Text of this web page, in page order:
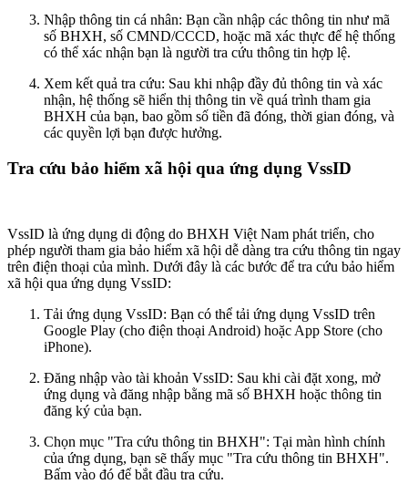
Nhập thông tin cá nhân: Bạn cần nhập các thông tin như mã
số BHXH, số CMND/CCCD, hoặc mã xác thực để hệ thống
có thể xác nhận bạn là người tra cứu thông tin hợp lệ.
Xem kết quả tra cứu: Sau khi nhập đầy đủ thông tin và xác
nhận, hệ thống sẽ hiển thị thông tin về quá trình tham gia
BHXH của bạn, bao gồm số tiền đã đóng, thời gian đóng, và
các quyền lợi bạn được hưởng.
Tra cứu bảo hiểm xã hội qua ứng dụng VssID
VssID là ứng dụng di động do BHXH Việt Nam phát triển, cho
phép người tham gia bảo hiểm xã hội dễ dàng tra cứu thông tin ngay
trên điện thoại của mình. Dưới đây là các bước để tra cứu bảo hiểm
xã hội qua ứng dụng VssID:
Tải ứng dụng VssID: Bạn có thể tải ứng dụng VssID trên
Google Play (cho điện thoại Android) hoặc App Store (cho
iPhone).
Đăng nhập vào tài khoản VssID: Sau khi cài đặt xong, mở
ứng dụng và đăng nhập bằng mã số BHXH hoặc thông tin
đăng ký của bạn.
Chọn mục "Tra cứu thông tin BHXH": Tại màn hình chính
của ứng dụng, bạn sẽ thấy mục "Tra cứu thông tin BHXH".
Bấm vào đó để bắt đầu tra cứu.